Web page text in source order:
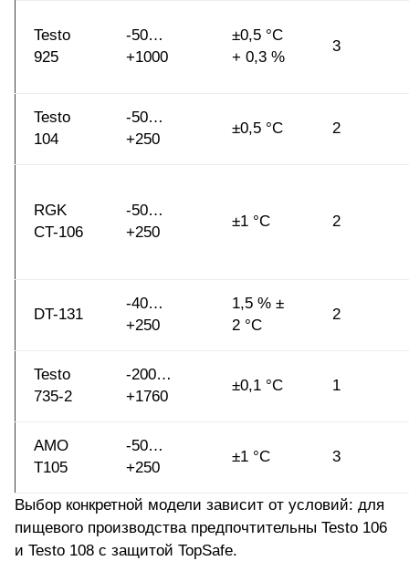
Testo
925
-50…
+1000
±0,5 °C
+ 0,3 %
3
Testo
104
-50…
+250
±0,5 °C 2
RGK
CT-106
-50…
+250
±1 °C 2
DT-131
-40…
+250
1,5 % ±
2 °C
2
Testo
735-2
-200…
+1760
±0,1 °C 1
AMO
T105
-50…
+250
±1 °C 3
Выбор конкретной модели зависит от условий: для
пищевого производства предпочтительны Testo 106
и Testo 108 с защитой TopSafe.